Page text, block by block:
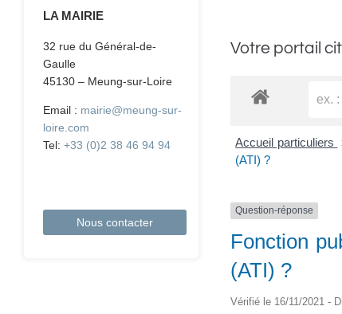
LA MAIRIE
32 rue du Général-de-
Gaulle
45130 – Meung-sur-Loire
Email : mairie@meung-sur-
loire.com
Tel:+33 (0)2 38 46 94 94
Nous contacter
Votre portail
Accueil particuliers
(ATI) ?
Question-réponse
Fonction
(ATI) ?
Vérifié le 16/11/2021 -